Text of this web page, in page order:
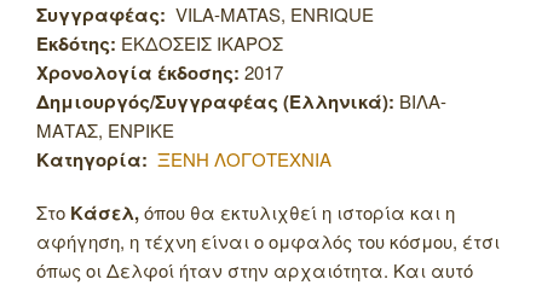
Συγγραφέας: VILA-MATAS, ENRIQUE
Εκδότης: ΕΚΔΟΣΕΙΣ ΙΚΑΡΟΣ
Χρονολογία έκδοσης: 2017
Δημιουργός/Συγγραφέας (Ελληνικά): ΒΙΛΑ-
ΜΑΤΑΣ, ΕΝΡΙΚΕ
Κατηγορία: ΞΕΝΗ ΛΟΓΟΤΕΧΝΙΑ
Στο Κάσελ,όπου θα εκτυλιχθεί η ιστορία και η
αφήγηση, η τέχνη είναι ο ομφαλός του κόσμου, έτσι
όπως οι Δελφοί ήταν στην αρχαιότητα. Και αυτό